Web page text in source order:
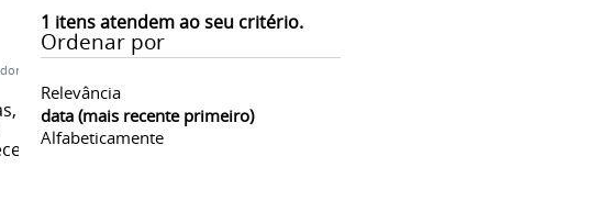
1 itens atendem ao seu critério.
Ordenar por
Relevância
data (mais recente primeiro)
Alfabeticamente